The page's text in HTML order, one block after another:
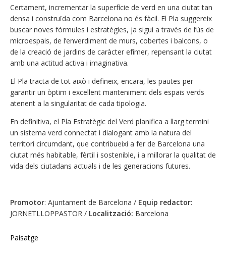
Certament, incrementar la superfície de verd en una ciutat tan
densa i construïda com Barcelona no és fàcil. El Pla suggereix
buscar noves fórmules i estratègies, ja sigui a través de l’ús de
microespais, de l’enverdiment de murs, cobertes i balcons, o
de la creació de jardins de caràcter efímer, repensant la ciutat
amb una actitud activa i imaginativa.
El Pla tracta de tot això i defineix, encara, les pautes per
garantir un òptim i excel·lent manteniment dels espais verds
atenent a la singularitat de cada tipologia.
En definitiva, el Pla Estratègic del Verd planifica a llarg termini
un sistema verd connectat i dialogant amb la natura del
territori circumdant, que contribueixi a fer de Barcelona una
ciutat més habitable, fèrtil i sostenible, i a millorar la qualitat de
vida dels ciutadans actuals i de les generacions futures.
Promotor: Ajuntament de Barcelona / Equip redactor:
JORNETLLOPPASTOR / Localització: Barcelona
Paisatge